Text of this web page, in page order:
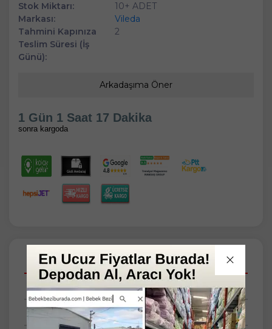
Stok Miktarı:
10+ ADET
Markası:
Vileda
Tahmini Kapınıza
Teslim Süresi (İş
Günü):
2
Arkadaşıma Öner
1 Gün 1 Saat 17 Dakika
sonra kargoda
Açıklamalar
Taksit Seçenekleri
Tüm Yorumlar